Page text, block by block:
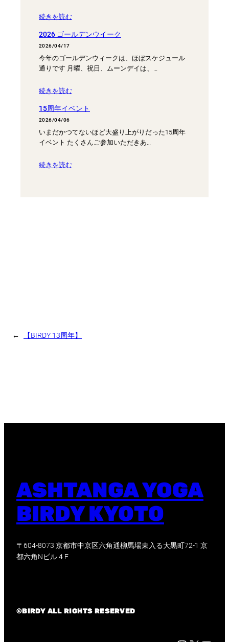
続きを読む
2026 ゴールデンウイーク
2026/04/17
今年のゴールデンウィークは、ほぼスケジュール
通りです 月曜、祝日、ムーンデイは、…
続きを読む
15周年イベント
2026/04/06
いまだかつてないほど大盛り上がりだった15周年
イベント たくさんご参加いただきあ…
続きを読む
← 【BIRDY 13周年】
ASHTANGA YOGA
BIRDY KYOTO
〒604-8073 京都市中京区六角通柳馬場東入る大黒町72-1 京
都六角Nビル４F
©BIRDY ALL RIGHTS RESERVED